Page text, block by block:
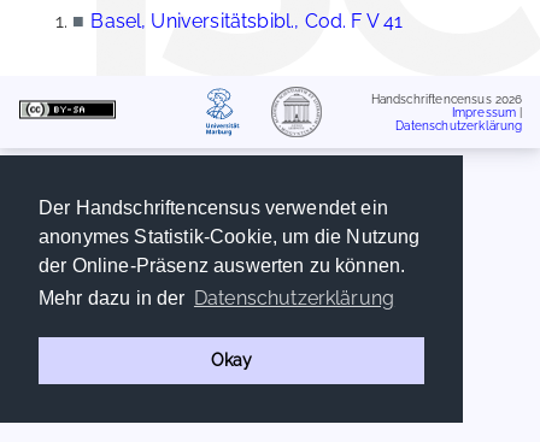
Der Handschriftencensus verwendet ein
anonymes Statistik-Cookie, um die Nutzung
der Online-Präsenz auswerten zu können.
Mehr dazu in der Datenschutzerklärung
Okay
■ Basel, Universitätsbibl., Cod. F V 41
Handschriftencensus 2026
Impressum
Datenschutzerklärung